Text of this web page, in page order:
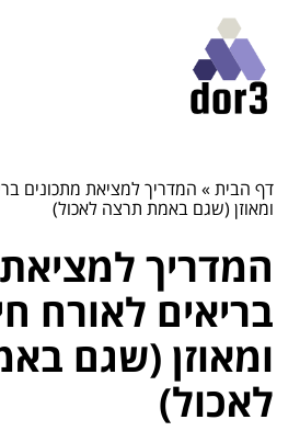
דף הבית» המדריך למציאת מתכונים
ומאוזן (שגם באמת תרצה לאכול)
המדריך למציאת
בריאים לאורח
ומאוזן (שגם
לאכול)